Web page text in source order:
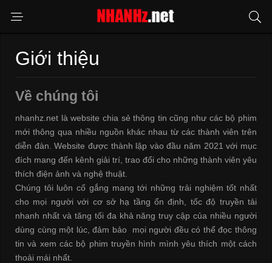
Giới thiệu
Về chúng tôi
nhanhz.net là website chia sẻ thông tin cũng như các bộ phim
mới thông qua nhiều nguồn khác nhau từ các thành viên trên
diễn đàn. Website được thành lập vào đầu năm 2021 với mục
đích mang đến kênh giải trí, trao đổi cho những thành viên yêu
thích điện ảnh và nghệ thuật.
Chúng tôi luôn cố gắng mang tới những trải nghiệm tốt nhất
cho mọi người với cơ sở hạ tầng ổn định, tốc độ truyền tải
nhanh nhất và tăng tối đa khả năng truy cập của nhiều người
dùng cùng một lúc, đảm bảo mọi người đều có thể đọc thông
tin và xem các bộ phim truyền hình mình yêu thích một cách
thoải mái nhất.